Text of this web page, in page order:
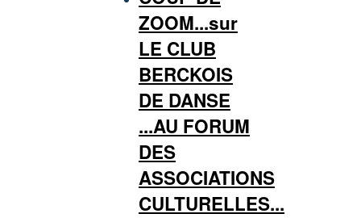
ZOOM...sur
LE CLUB
BERCKOIS
DE DANSE
...AU FORUM
DES
ASSOCIATIONS
CULTURELLES...